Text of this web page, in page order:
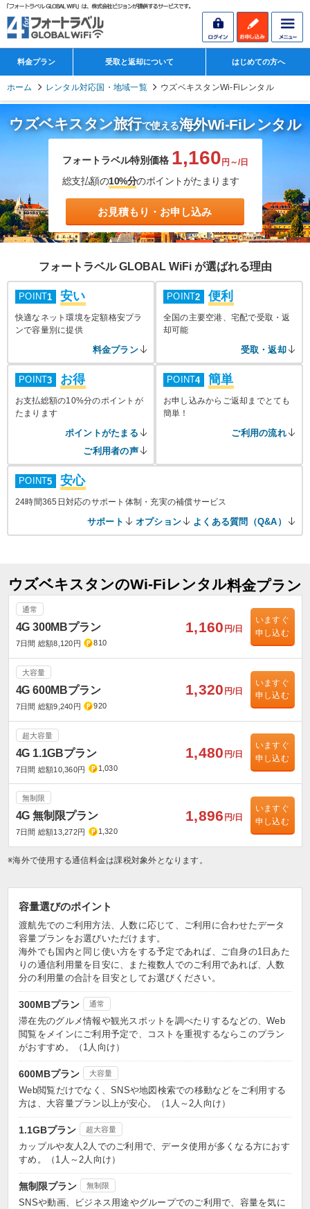
料金プラン 受取と返却について はじめての方へ
ホーム レンタル対応国・地域一覧 ウズベキスタンWi-Fiレンタル
ウズベキスタン旅行で使える海外Wi-Fiレンタル
フォートラベル特別価格 1,160円～/日
総支払額の10%分のポイントがたまります
お見積もり・お申し込み
フォートラベル GLOBAL WiFi が選ばれる理由
POINT1 安い
快適なネット環境を定額格安プラ
ンで容量別に提供
料金プラン
POINT2 便利
全国の主要空港、宅配で受取・返
却可能
受取・返却
POINT3 お得
お支払総額の10%分のポイントが
たまります
ポイントがたまる
ご利用者の声
POINT4 簡単
お申し込みからご返却までとても
簡単！
ご利用の流れ
POINT5 安心
24時間365日対応のサポート体制・充実の補償サービス
サポート オプション よくある質問（Q&A）
ウズベキスタンのWi-Fiレンタル料金プラン
通常
4G 300MBプラン
7日間 総額8,120円 810
1,160 円/日
いますぐ
申し込む
大容量
4G 600MBプラン
7日間 総額9,240円 920
1,320 円/日
いますぐ
申し込む
超大容量
4G 1.1GBプラン
7日間 総額10,360円 1,030
1,480 円/日
いますぐ
申し込む
無制限
4G 無制限プラン
7日間 総額13,272円 1,320
1,896 円/日
いますぐ
申し込む
※海外で使用する通信料金は課税対象外となります。
容量選びのポイント
渡航先でのご利用方法、人数に応じて、ご利用に合わせたデータ
容量プランをお選びいただけます。
海外でも国内と同じ使い方をする予定であれば、ご自身の1日あた
りの通信利用量を目安に、また複数人でのご利用であれば、人数
分の利用量の合計を目安としてお選びください。
300MBプラン 通常
滞在先のグルメ情報や観光スポットを調べたりするなどの、Web
閲覧をメインにご利用予定で、コストを重視するならこのプラン
がおすすめ。（1人向け）
600MBプラン 大容量
Web閲覧だけでなく、SNSや地図検索での移動などをご利用する
方は、大容量プラン以上が安心。（1人～2人向け）
1.1GBプラン 超大容量
カップルや友人2人でのご利用で、データ使用が多くなる方におす
すめ。（1人～2人向け）
無制限プラン 無制限
SNSや動画、ビジネス用途やグループでのご利用で、容量を気に